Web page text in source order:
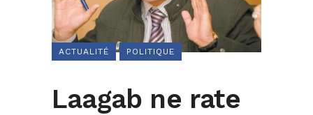
ACTUALITÉ POLITIQUE
Laagab ne rate